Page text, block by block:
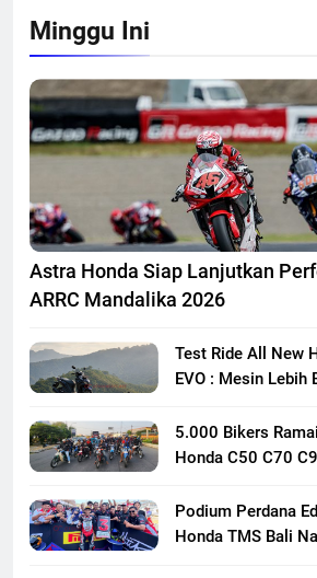
Minggu Ini
Astra Honda Siap Lanjutkan
ARRC Mandalika 2026
Test Ride All New
EVO : Mesin Lebih
5.000 Bikers
Honda C50 C70
Persaudaraan
Honda
Podium Perdana
Honda TMS Bali